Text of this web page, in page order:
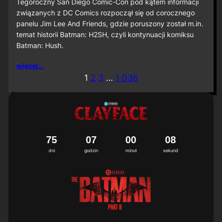
D
C
2
o
w
a
Tegoroczny San Diego Comic-Con pod kątem informacji
związanych z DC Comics rozpoczął się od corocznego
panelu Jim Lee And Friends, gdzie poruszony został m.in.
temat historii Batman: H2SH, czyli kontynuacji komiksu
Batman: Hush.
więcej…
1 2 3 … 1 036
dni
75
godzin
07
minut
00
sekund
05
6